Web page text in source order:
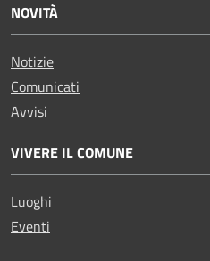
NOVITÀ
Notizie
Comunicati
Avvisi
VIVERE IL COMUNE
Luoghi
Eventi